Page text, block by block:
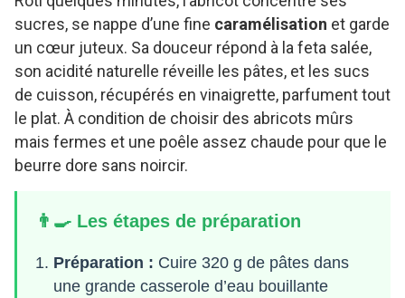
sucres, se nappe d’une fine caramélisation et garde
un cœur juteux. Sa douceur répond à la feta salée,
son acidité naturelle réveille les pâtes, et les sucs
de cuisson, récupérés en vinaigrette, parfument tout
le plat. À condition de choisir des abricots mûrs
mais fermes et une poêle assez chaude pour que le
beurre dore sans noircir.
👨‍🍳 Les étapes de préparation
Préparation : Cuire 320 g de pâtes dans
une grande casserole d’eau bouillante